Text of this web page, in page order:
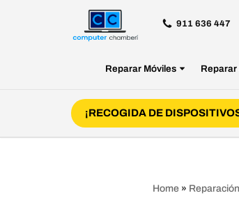
911 636 447
Reparar Móviles
¡RECOGIDA DE
Home »